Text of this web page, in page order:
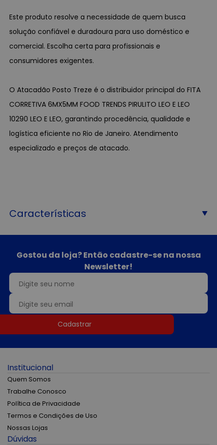
Este produto resolve a necessidade de quem busca
solução confiável e duradoura para uso doméstico e
comercial. Escolha certa para profissionais e
consumidores exigentes.
O Atacadão Posto Treze é o distribuidor principal do FITA
CORRETIVA 6MX5MM FOOD TRENDS PIRULITO LEO E LEO
10290 LEO E LEO, garantindo procedência, qualidade e
logística eficiente no Rio de Janeiro. Atendimento
especializado e preços de atacado.
Características
Gostou da loja? Então cadastre-se na nossa
Newsletter!
Cadastrar
Institucional
Quem Somos
Trabalhe Conosco
Política de Privacidade
Termos e Condições de Uso
Nossas Lojas
Dúvidas